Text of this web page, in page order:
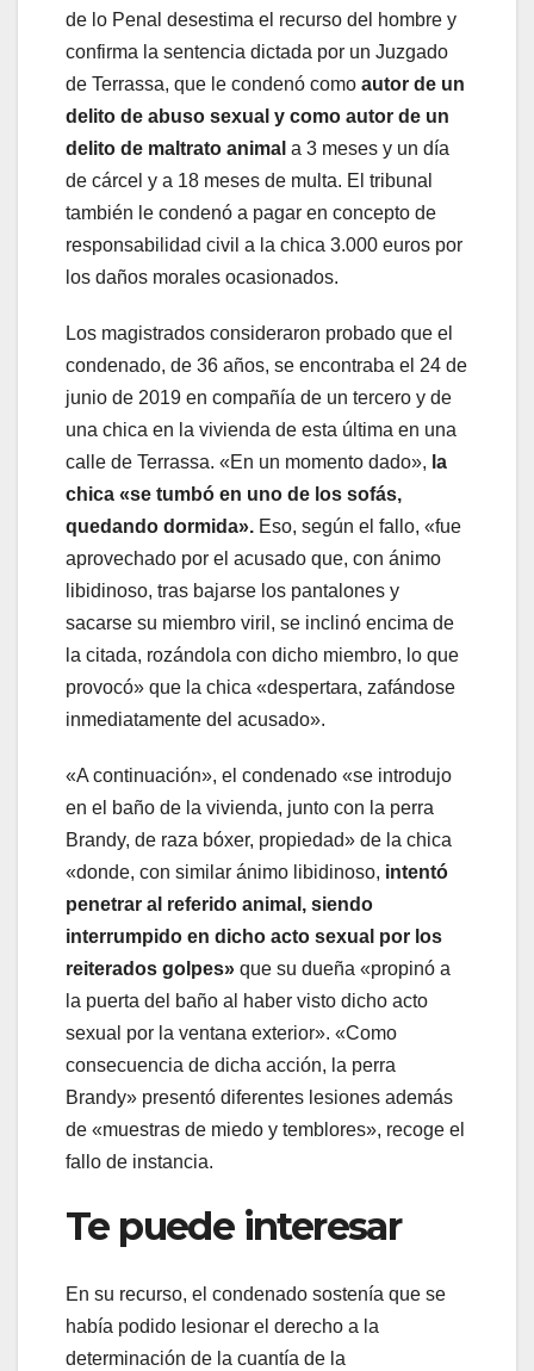
de lo Penal desestima el recurso del hombre y
confirma la sentencia dictada por un Juzgado
de Terrassa, que le condenó como autor de un
delito de abuso sexual y como autor de un
delito de maltrato animal a 3 meses y un día
de cárcel y a 18 meses de multa. El tribunal
también le condenó a pagar en concepto de
responsabilidad civil a la chica 3.000 euros por
los daños morales ocasionados.
Los magistrados consideraron probado que el
condenado, de 36 años, se encontraba el 24 de
junio de 2019 en compañía de un tercero y de
una chica en la vivienda de esta última en una
calle de Terrassa. «En un momento dado», la
chica «se tumbó en uno de los sofás,
quedando dormida». Eso, según el fallo, «fue
aprovechado por el acusado que, con ánimo
libidinoso, tras bajarse los pantalones y
sacarse su miembro viril, se inclinó encima de
la citada, rozándola con dicho miembro, lo que
provocó» que la chica «despertara, zafándose
inmediatamente del acusado».
«A continuación», el condenado «se introdujo
en el baño de la vivienda, junto con la perra
Brandy, de raza bóxer, propiedad» de la chica
«donde, con similar ánimo libidinoso, intentó
penetrar al referido animal, siendo
interrumpido en dicho acto sexual por los
reiterados golpes» que su dueña «propinó a
la puerta del baño al haber visto dicho acto
sexual por la ventana exterior». «Como
consecuencia de dicha acción, la perra
Brandy» presentó diferentes lesiones además
de «muestras de miedo y temblores», recoge el
fallo de instancia.
Te puede interesar
En su recurso, el condenado sostenía que se
había podido lesionar el derecho a la
determinación de la cuantía de la